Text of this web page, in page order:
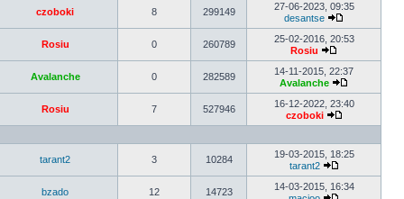
czoboki 8 299149
27-06-2023, 09:35
desantse
Wyświetl
najnowszy
Rosiu 0 260789
25-02-2016, 20:53
Rosiu
Wyświetl
najnowszy
post
Avalanche 0 282589
14-11-2015, 22:37
Avalanche
Wyświetl
najnowszy
Rosiu 7 527946
16-12-2022, 23:40
czoboki
Wyświetl
post
tarant2 3 10284
19-03-2015, 18:25
tarant2
Wyświetl
najnowszy
bzado 12 14723
14-03-2015, 16:34